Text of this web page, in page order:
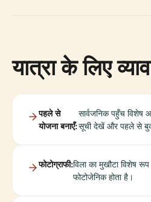
यात्रा के लिए
पहले से
योजना बनाएँ:
सार्वजनिक पहुँच विशेष
सूची देखें और पहले से
फोटोग्राफी:विला का मुखौटा विशेष
फोटोजेनिक होता है।